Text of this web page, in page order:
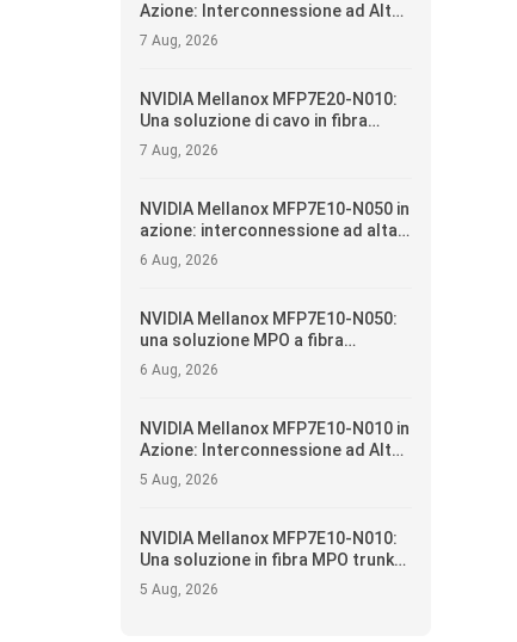
Azione: Interconnessione ad Alta
Affidabilità e Ottimizzazione
Operativa per Data Center
7 Aug, 2026
NVIDIA Mellanox MFP7E20-N010:
Una soluzione di cavo in fibra
ottica splitter MPO per
applicazioni di breakout 400G/NDR
7 Aug, 2026
NVIDIA Mellanox MFP7E10-N050 in
azione: interconnessione ad alta
affidabilità e ottimizzazione
operativa per i data center
6 Aug, 2026
NVIDIA Mellanox MFP7E10-N050:
una soluzione MPO a fibra
troncale da 50 metri per tessuti
per data center 400G/NDR
6 Aug, 2026
NVIDIA Mellanox MFP7E10-N010 in
Azione: Interconnessione ad Alta
Affidabilità e Ottimizzazione
Operativa per Data Center
5 Aug, 2026
NVIDIA Mellanox MFP7E10-N010:
Una soluzione in fibra MPO trunk
da 10 metri per fabric di data
center 400G/NDR
5 Aug, 2026